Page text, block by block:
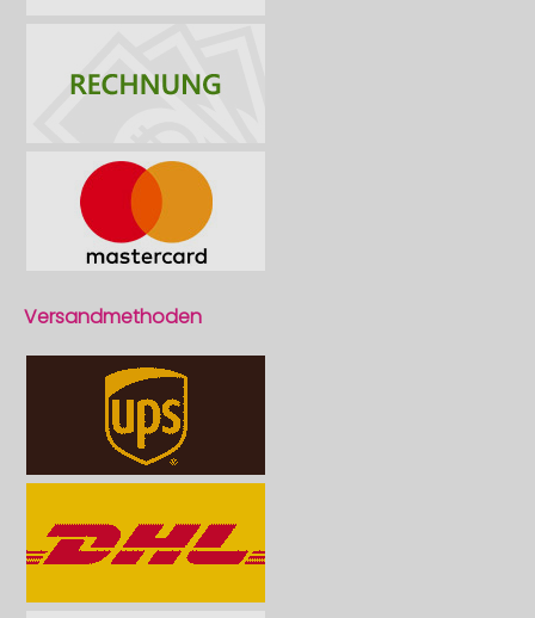
Versandmethoden